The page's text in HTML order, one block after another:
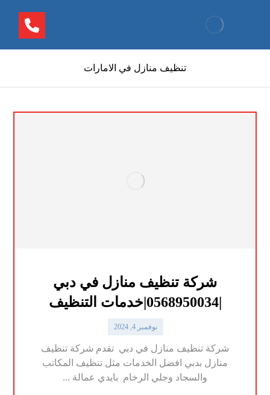
تنظيف منازل في الامارات
شركة تنظيف منازل في دبي
|0568950034|خدمات التنظيف
نوفمبر 4, 2024
شركة تنظيف منازل في دبي تقدم شركة تنظيف
منازل بدبي افضل الخدمات مثل تنظيف المكاتب
والسجاد وجلي الرخام بايدي عمالة ...